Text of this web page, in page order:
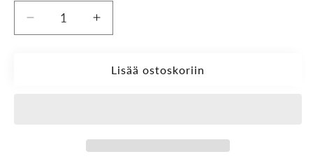
Vähennä
tuotteen
Lisää
tuotteen
nimikyltit
Lisää ostoskoriin